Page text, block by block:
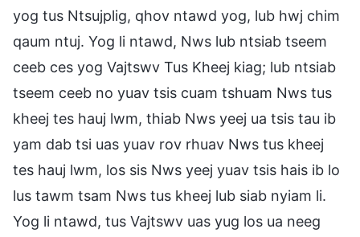
yog tus Ntsujplig, qhov ntawd yog, lub hwj chim
qaum ntuj. Yog li ntawd, Nws lub ntsiab tseem
ceeb ces yog Vajtswv Tus Kheej kiag; lub ntsiab
tseem ceeb no yuav tsis cuam tshuam Nws tus
kheej tes hauj lwm, thiab Nws yeej ua tsis tau ib
yam dab tsi uas yuav rov rhuav Nws tus kheej
tes hauj lwm, los sis Nws yeej yuav tsis hais ib lo
lus tawm tsam Nws tus kheej lub siab nyiam li.
Yog li ntawd, tus Vajtswv uas yug los ua neeg